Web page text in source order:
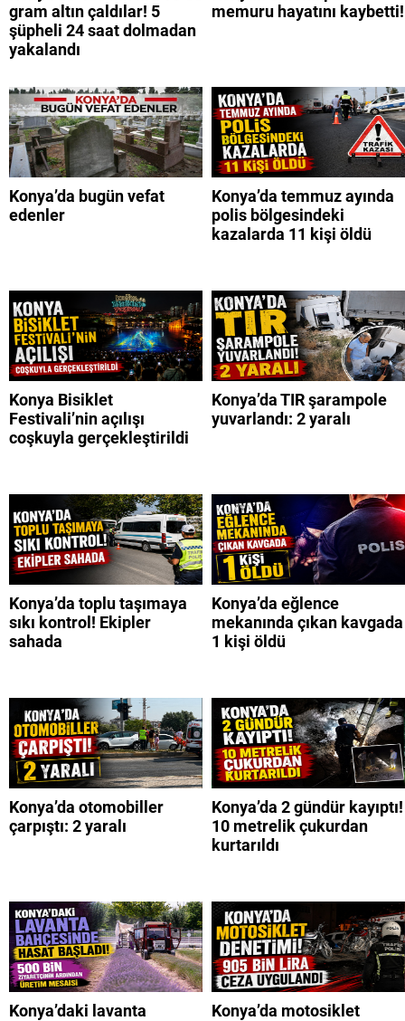
gram altın çaldılar! 5
şüpheli 24 saat dolmadan
yakalandı
memuru hayatını kaybetti!
Konya’da bugün vefat
edenler
Konya’da temmuz ayında
polis bölgesindeki
kazalarda 11 kişi öldü
Konya Bisiklet
Festivali’nin açılışı
coşkuyla gerçekleştirildi
Konya’da TIR şarampole
yuvarlandı: 2 yaralı
Konya’da toplu taşımaya
sıkı kontrol! Ekipler
sahada
Konya’da eğlence
mekanında çıkan kavgada
1 kişi öldü
Konya’da otomobiller
çarpıştı: 2 yaralı
Konya’da 2 gündür kayıptı!
10 metrelik çukurdan
kurtarıldı
Konya’daki lavanta
Konya’da motosiklet